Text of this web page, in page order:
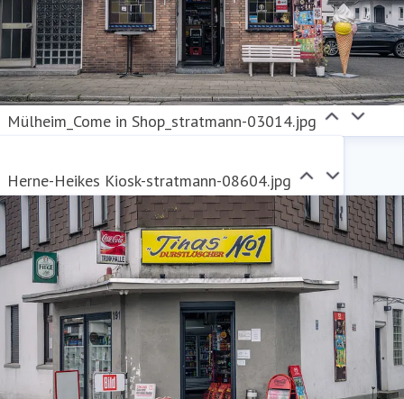
Mülheim_Come in Shop_stratmann-03014.jpg
Herne-Heikes Kiosk-stratmann-08604.jpg